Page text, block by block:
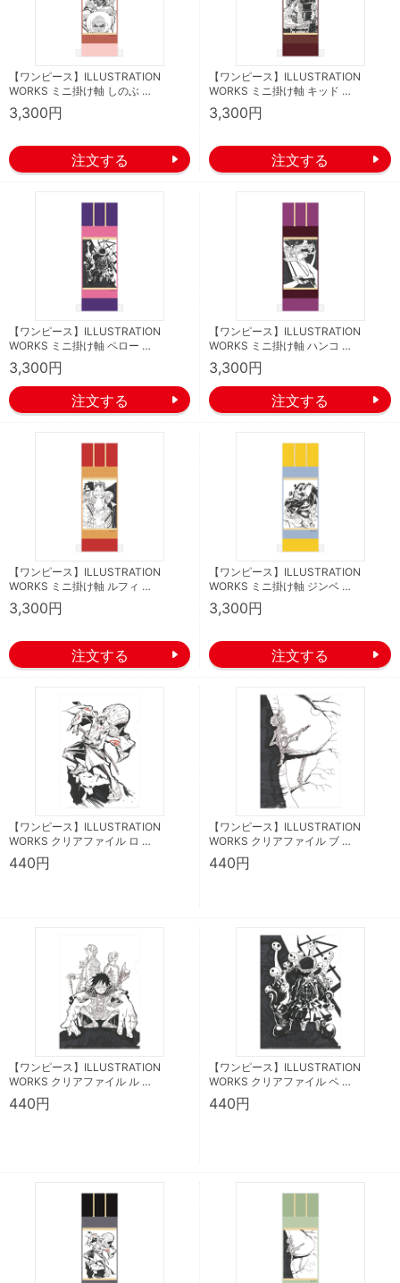
【ワンピース】ILLUSTRATION
WORKS ミニ掛け軸 しのぶ …
3,300円
【ワンピース】ILLUSTRATION
WORKS ミニ掛け軸 キッド …
3,300円
【ワンピース】ILLUSTRATION
WORKS ミニ掛け軸 ペロー …
3,300円
【ワンピース】ILLUSTRATION
WORKS ミニ掛け軸 ハンコ …
3,300円
【ワンピース】ILLUSTRATION
WORKS ミニ掛け軸 ルフィ …
3,300円
【ワンピース】ILLUSTRATION
WORKS ミニ掛け軸 ジンベ …
3,300円
【ワンピース】ILLUSTRATION
WORKS クリアファイル ロ …
440円
【ワンピース】ILLUSTRATION
WORKS クリアファイル ブ …
440円
【ワンピース】ILLUSTRATION
WORKS クリアファイル ル …
440円
【ワンピース】ILLUSTRATION
WORKS クリアファイル ペ …
440円